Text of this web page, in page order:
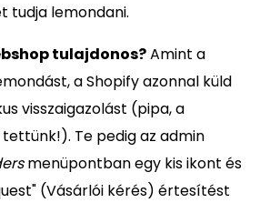
tudja lemondani.
tulajdonos?Amint a
a Shopify azonnal küld
visszaigazolást (pipa, a
Te pedig az admin
menüpontban egy kis ikont és
(Vásárlói kérés) értesítést